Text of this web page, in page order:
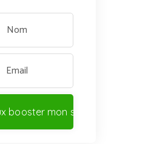
booster mon site !